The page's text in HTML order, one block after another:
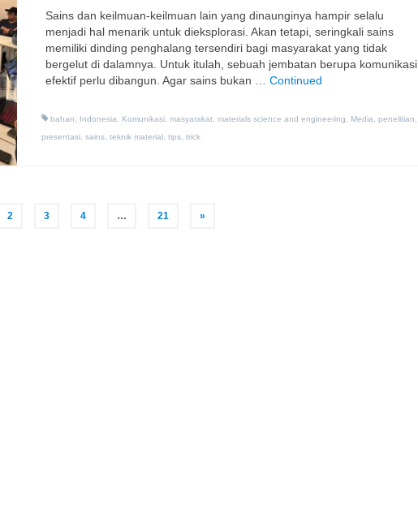
Sains dan keilmuan-keilmuan lain yang dinaunginya hampir selalu
menjadi hal menarik untuk dieksplorasi. Akan tetapi, seringkali sains
memiliki dinding penghalang tersendiri bagi masyarakat yang tidak
bergelut di dalamnya. Untuk itulah, sebuah jembatan berupa komunikasi
efektif perlu dibangun. Agar sains bukan … Continued
bahan Indonesia Komunikasi, masyarakat, materials science and engineering Media penelitian
presentasi, sains, teknik material, tips, trick
2 3 4 … 21 »